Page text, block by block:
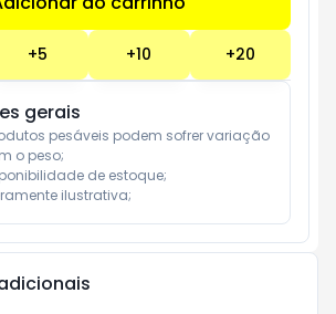
+5 +10 +20
gerais
pesáveis podem sofrer variação
o peso;
de estoque;
ilustrativa;